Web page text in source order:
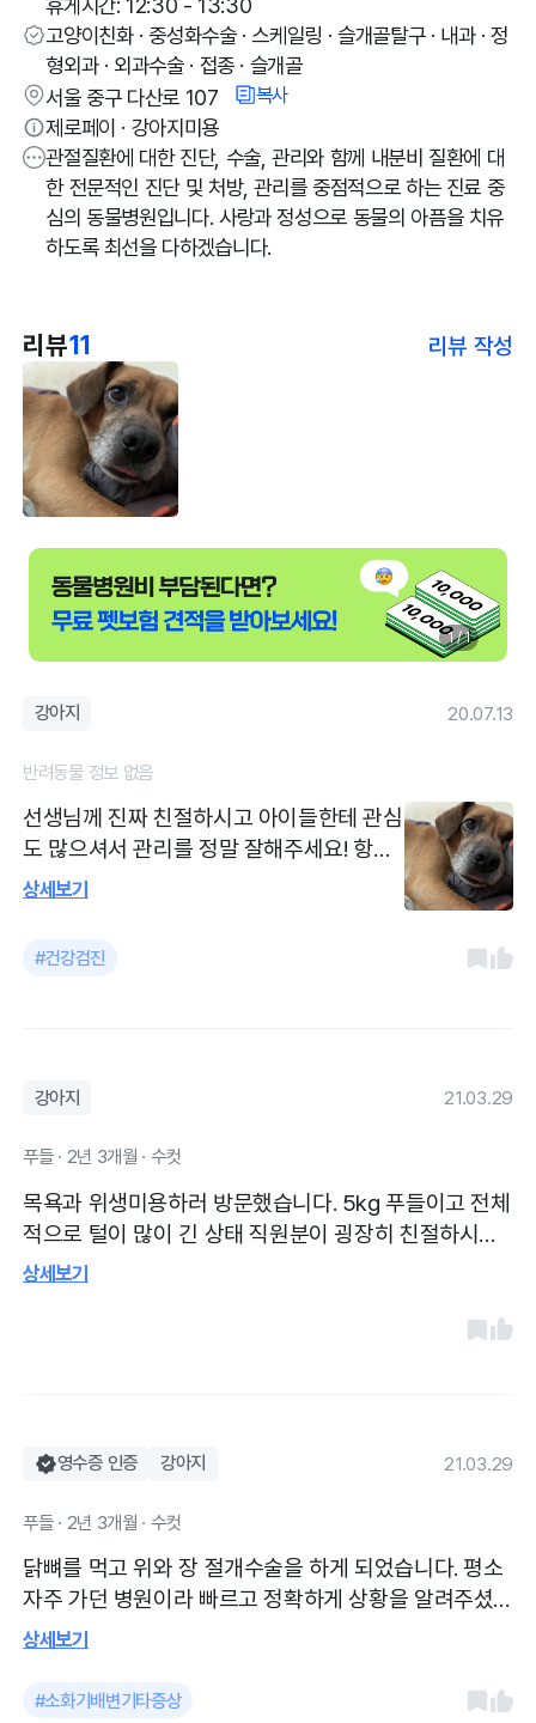
휴게시간: 12:30 - 13:30
고양이친화 · 중성화수술 · 스케일링 · 슬개골탈구 · 내과 · 정
형외과 · 외과수술 · 접종 · 슬개골
서울 중구 다산로 107
복사
제로페이 · 강아지미용
관절질환에 대한 진단, 수술, 관리와 함께 내분비 질환에 대
한 전문적인 진단 및 처방, 관리를 중점적으로 하는 진료 중
심의 동물병원입니다. 사랑과 정성으로 동물의 아픔을 치유
하도록 최선을 다하겠습니다.
리뷰11 리뷰 작성
1 / 1
강아지 20.07.13
반려동물 정보 없음
선생님께 진짜 친절하시고 아이들한테 관심
도 많으셔서 관리를 정말 잘해주세요! 항상
필요하고 중요한 진료나 검사만 권하시고
항상 믿음이 갑니다! 간호사님들도 너무 아
이들을 예뻐하시고 잘 대해주셔서 좋아요!
상세보기
#건강검진
강아지 21.03.29
푸들 · 2년 3개월 · 수컷
목욕과 위생미용하러 방문했습니다. 5kg 푸들이고 전체
적으로 털이 많이 긴 상태 직원분이 굉장히 친절하시고
목욕도 넘 잘해주셨어요. 얼굴 눈에 내려온 털이나 지저
많이 긴 상태라 혹시 비용 추가될 수도 있다고 생각했는
아요
상세보기
영수증 인증 강아지 21.03.29
푸들 · 2년 3개월 · 수컷
닭뼈를 먹고 위와 장 절개수술을 하게 되었습니다. 평소
자주 가던 병원이라 빠르고 정확하게 상황을 알려주셨
고 뼈를 많이 삼킨 상태라 응급상황이라 바로 수술하게
되어 장절개까지 하게 되었고 수술은 다행히 잘 끝났습
상세보기
#소화기배변기타증상